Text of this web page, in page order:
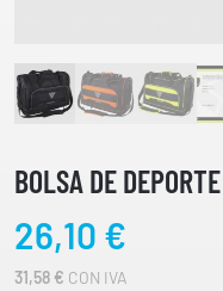
BOLSA DE
26,10 €
31,58 € CON IVA